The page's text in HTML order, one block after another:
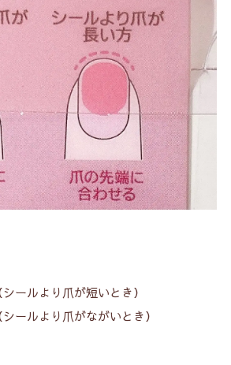
ールより爪が短いとき）
ールより爪がながいとき）